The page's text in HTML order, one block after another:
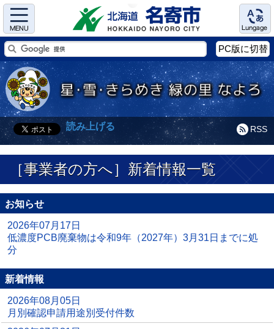
Menu Language
PC版に切替
RSS
読み上げる
［事業者の方へ］新着情報一覧
お知らせ
2026年07月17日
低濃度PCB廃棄物は令和9年（2027年）3月31日までに処
分
新着情報
2026年08月05日
月別確認申請用途別受付件数